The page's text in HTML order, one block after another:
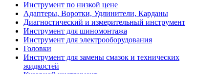
Инструмент по низкой цене
Адаптеры, Воротки, Удлинители, Карданы
Диагностический и измерительный инструмент
Инструмент для шиномонтажа
Инструмент для электрооборудования
Головки
Инструмент для замены смазок и технических
жидкостей